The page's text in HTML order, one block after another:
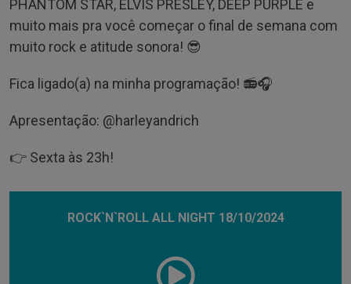
PHANTOM STAR, ELVIS PRESLEY, DEEP PURPLE e
muito mais pra você começar o final de semana com
muito rock e atitude sonora! 😎
Fica ligado(a) na minha programação! 📻🎧
Apresentação: @‌harleyandrich
👉 Sexta às 23h!
ROCK`N`ROLL ALL NIGHT 18/10/2024